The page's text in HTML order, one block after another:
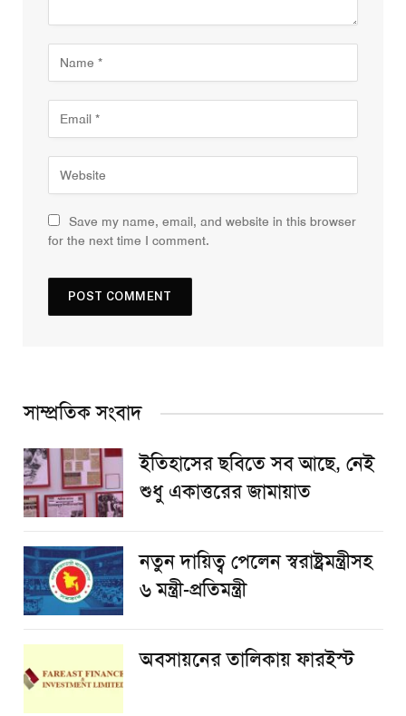
Save my name, email, and website in this browser
for the next time I comment.
সাম্প্রতিক সংবাদ
ইতিহাসের ছবিতে সব আছে, নেই
শুধু একাত্তরের জামায়াত
নতুন দায়িত্ব পেলেন স্বরাষ্ট্রমন্ত্রীসহ
৬ মন্ত্রী-প্রতিমন্ত্রী
অবসায়নের তালিকায় ফারইস্ট